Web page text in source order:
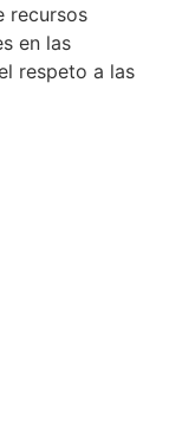
recursos
en las
respeto a las